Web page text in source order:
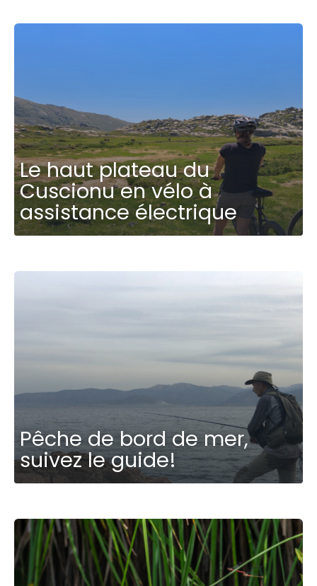
Le haut plateau du
Cuscionu en vélo à
assistance électrique
Pêche de bord de mer,
suivez le guide!